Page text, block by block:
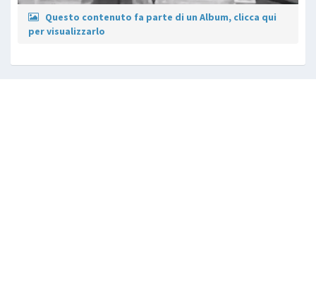
Questo contenuto fa parte di un Album, clicca qui
per visualizzarlo